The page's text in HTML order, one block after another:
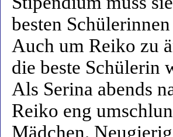
besten
Auch um Reiko zu
die beste Schülerin
Als Serina abends
Reiko eng
Mädchen.